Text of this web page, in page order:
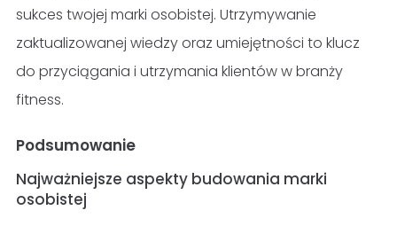
sukces twojej marki osobistej. Utrzymywanie
zaktualizowanej wiedzy oraz umiejętności to klucz
do przyciągania i utrzymania klientów w branży
fitness.
Podsumowanie
Najważniejsze aspekty budowania marki
osobistej